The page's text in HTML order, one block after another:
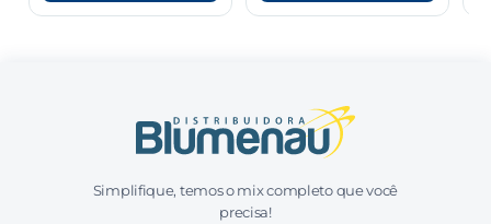
Simplifique, temos o mix completo que você
precisa!